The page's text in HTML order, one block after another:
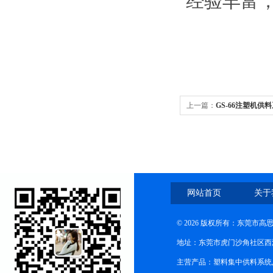
上一篇： GS-66注塑机供
网站首页 关
© 2026 版权所有：东莞市高
地址：东莞市虎门沙角社区
主营产品：塑料集中供料系